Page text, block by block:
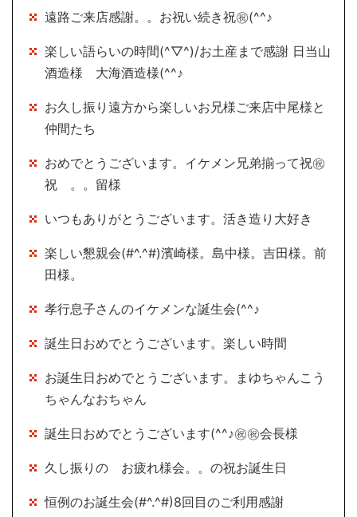
遠路ご来店感謝。。お祝い続き祝㊗(^^♪
楽しい語らいの時間(^▽^)/お土産まで感謝 日当山
酒造様 大海酒造様(^^♪
お久し振り遠方から楽しいお兄様ご来店中尾様と
仲間たち
おめでとうございます。イケメン兄弟揃って祝㊗
祝 。。留様
いつもありがとうございます。活き造り大好き
楽しい懇親会(#^.^#)濱崎様。島中様。吉田様。前
田様。
孝行息子さんのイケメンな誕生会(^^♪
誕生日おめでとうございます。楽しい時間
お誕生日おめでとうございます。まゆちゃんこう
ちゃんなおちゃん
誕生日おめでとうございます(^^♪㊗㊗会長様
久し振りの お疲れ様会。。の祝お誕生日
恒例のお誕生会(#^.^#)8回目のご利用感謝